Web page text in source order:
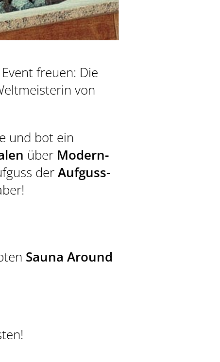
BILDERGALERIE
freuen: Die
von
und bot ein
über Modern-
derAufguss-
Sauna Around